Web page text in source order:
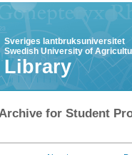
Sveriges lantbruksuniversitet
Swedish University of
Library
for Student